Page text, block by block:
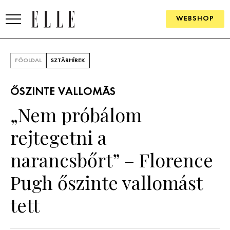
WEBSHOP
SZÉPSÉG
KULTÚRA
ÉLETMÓD
FŐOLDAL SZTÁRHÍREK
ŐSZINTE VALLOMÁS
„Nem próbálom
rejtegetni a
narancsbőrt” – Florence
Pugh őszinte vallomást
tett